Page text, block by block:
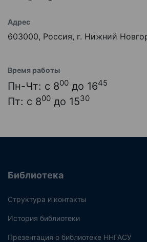
Адрес
603000, Россия, г. Нижний
Время работы
Пн-Чт: с 800 до 1645
Пт: с 800 до 1530
Библиотека
Структура и контакты
История библиотеки
Презентация о библиотеке ННГАСУ